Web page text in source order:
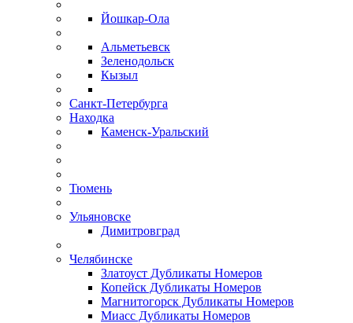
Йошкар-Ола
Альметьевск
Зеленодольск
Кызыл
Санкт-Петербурга
Находка
Каменск-Уральский
Тюмень
Ульяновске
Димитровград
Челябинске
Златоуст Дубликаты Номеров
Копейск Дубликаты Номеров
Магнитогорск Дубликаты Номеров
Миасс Дубликаты Номеров